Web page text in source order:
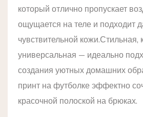
который отлично пропускает
ощущается на теле и подходит
чувствительной
универсальная — идеально
создания уютных домашних
принт на футболке эффектно
красочной полоской на брюках.